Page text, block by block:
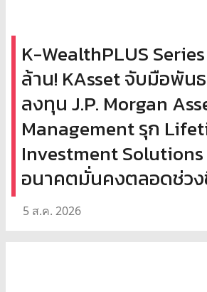
K-WealthPLUS
ล้าน! KAsset จับมือพัน
ลงทุน J.P. Morgan
Management รุก
Investment Solutions
อนาคตมั่นคงตลอดช่ว
5 ส.ค. 2026